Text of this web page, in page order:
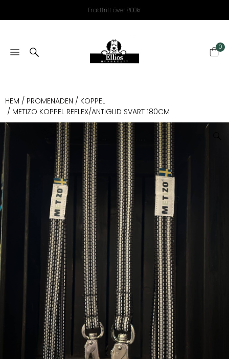
Fraktfritt över 800kr
0
HEM / PROMENADEN / KOPPEL
/ METIZO KOPPEL REFLEX/ANTIGLID SVART 180CM